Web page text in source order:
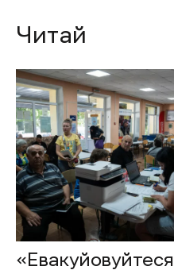
Читай
«Евакуйовуйтеся